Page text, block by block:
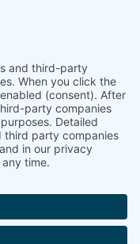
Hof